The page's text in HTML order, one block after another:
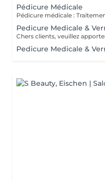
Pédicure Médicale
Pedicure Medicale &
Pedicure Medicale &